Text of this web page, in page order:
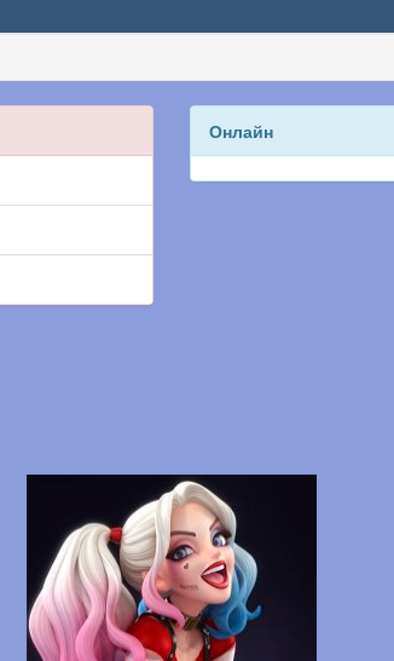
Онлайн